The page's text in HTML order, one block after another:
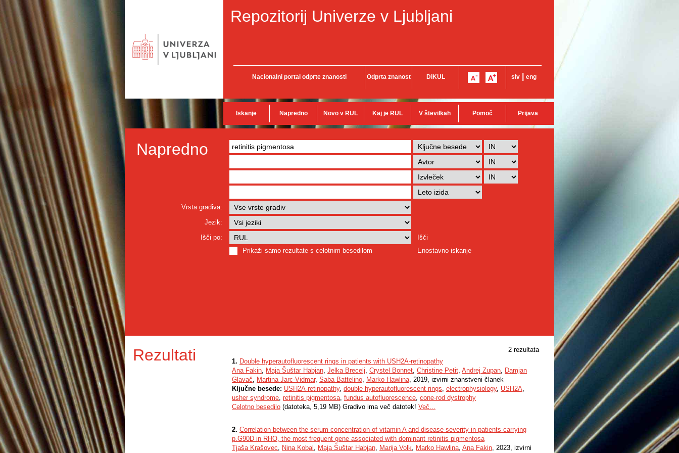
Repozitorij Univerze v Ljubljani
Nacionalni portal odprte znanosti Odprta znanost DiKUL slv eng
Iskanje Napredno Novo v RUL Kaj je RUL V številkah Pomoč Prijava
Napredno
Vrsta gradiva:
Jezik:
Išči po:
Išči
Prikaži samo rezultate s celotnim besedilom
Enostavno iskanje
Rezultati
2 rezultata
1. Double hyperautofluorescent rings in patients with USH2A-retinopathy
Ana Fakin, Maja Šuštar Habjan, Jelka Brecelj, Crystel Bonnet, Christine Petit, Andrej Zupan, Damjan
Glavač, Martina Jarc-Vidmar, Saba Battelino, Marko Hawlina, 2019, izvirni znanstveni članek
Ključne besede: USH2A-retinopathy, double hyperautofluorescent rings, electrophysiology, USH2A,
usher syndrome, retinitis pigmentosa, fundus autofluorescence, cone-rod dystrophy
Celotno besedilo (datoteka, 5,19 MB) Gradivo ima več datotek! Več...
2. Correlation between the serum concentration of vitamin A and disease severity in patients carrying
p.G90D in RHO, the most frequent gene associated with dominant retinitis pigmentosa
Tjaša Krašovec, Nina Kobal , Maja Šuštar Habjan, Marija Volk, Marko Hawlina, Ana Fakin, 2023, izvirni